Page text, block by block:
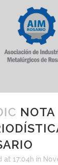
NOTA
at 17:04h in